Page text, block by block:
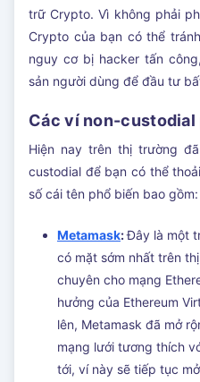
trữ Crypto. Vì không phải
Crypto của bạn có thể
nguy cơ bị hacker tấn
sản người dùng để đầu tư
Các ví non-custodial
Hiện nay trên thị trường
custodial để bạn có thể
số cái tên phổ biến bao gồm:
Metamask:Đây là một
có mặt sớm nhất trên
chuyên cho mạng
hưởng của Ethereum
lên, Metamask đã mở
mạng lưới tương thích
tới, ví này sẽ tiếp tục